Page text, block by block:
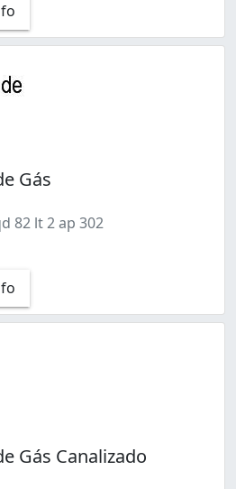
Gás
82 lt 2 ap 302
Gás Canalizado